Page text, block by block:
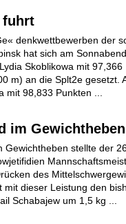
fuhrt
denkwettbewerben der
hat sich am
Skoblikowa mit 97,366
m) an die Splt2e gesetzt.
mit 98,833 Punkten ...
im
Gewichtheben stellte der
des
mit dieser Leistung den
Schabajew um 1,5 kg ...